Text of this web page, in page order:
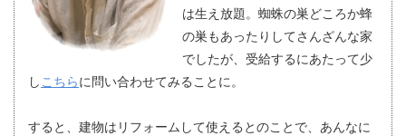
は生え放題。蜘蛛の巣どころか蜂
の巣もあったりしてさんざんな家
でしたが、受給するにあたって少
しこちらに問い合わせてみることに。
すると、建物はリフォームして使えるとのことで、あんなに